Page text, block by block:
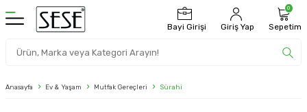
Bayi Girişi Giriş Yap
0
Sepetim
Anasayfa Ev & Yaşam Mutfak Gereçleri Sürahi